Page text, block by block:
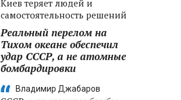
Киев теряет людей и
самостоятельность решений
Реальный перелом на
Тихом океане обеспечил
удар СССР, а не атомные
бомбардировки
Владимир Джабаров